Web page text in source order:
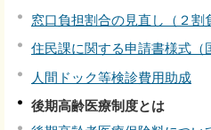
窓口負担割合の見直し（２割
住民課に関する申請書様式（
人間ドック等検診費用助成
後期高齢医療制度とは